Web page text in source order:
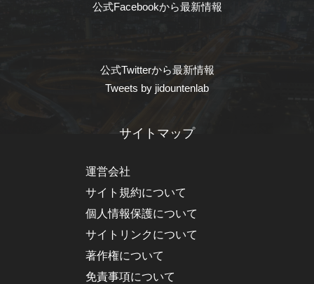
公式Facebookから最新情報
公式Twitterから最新情報
Tweets by jidountenlab
サイトマップ
運営会社
サイト規約について
個人情報保護について
サイトリンクについて
著作権について
免責事項について